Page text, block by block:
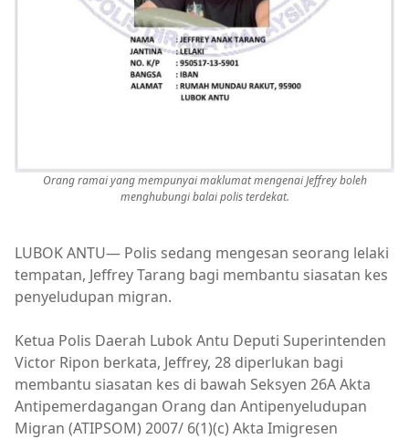
Orang ramai yang mempunyai maklumat mengenai Jeffrey boleh
menghubungi balai polis terdekat.
LUBOK ANTU— Polis sedang mengesan seorang lelaki
tempatan, Jeffrey Tarang bagi membantu siasatan kes
penyeludupan migran.
Ketua Polis Daerah Lubok Antu Deputi Superintenden
Victor Ripon berkata, Jeffrey, 28 diperlukan bagi
membantu siasatan kes di bawah Seksyen 26A Akta
Antipemerdagangan Orang dan Antipenyeludupan
Migran (ATIPSOM) 2007/ 6(1)(c) Akta Imigresen